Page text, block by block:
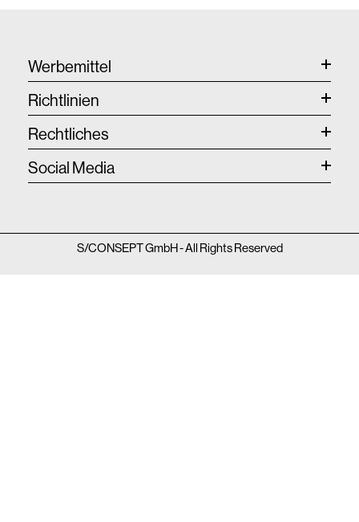
Werbemittel
Richtlinien
Rechtliches
Social Media
S/CONSEPT GmbH - All Rights Reserved